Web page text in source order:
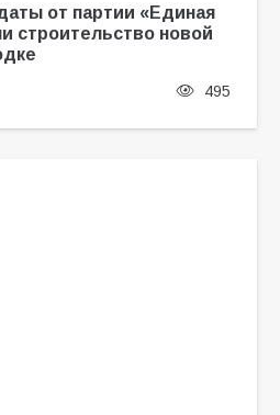
от партии «Единая
строительство новой
495